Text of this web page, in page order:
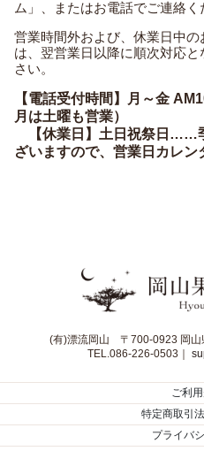
ム」、またはお電話でご連絡く
営業時間外および、休業日中
は、翌営業日以降に順次対応
さい。
【電話受付時間】月～金
月は土曜も営業）
【休業日】土日祝祭日……
ざいますので、営業日カレン
(有)漂流岡山 〒700-0923 岡山
TEL.086-226-0503｜
ご利
特定商取引
プライバ